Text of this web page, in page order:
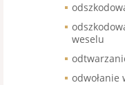
weselu
odwołanie